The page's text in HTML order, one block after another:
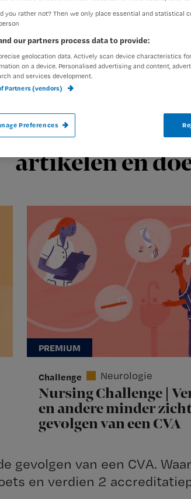
van
zijn
artikelen en
Challenge Neurologie
Nursing Challenge |
en andere minder
gevolgen van een CVA
gevolgen van een CVA.
en verdien 2
you rather not? Then we only place essential and statistical
our partners process data to provide:
geolocation data. Actively scan device characteristics
on a device. Personalised advertising and content,
and services development.
Partners (vendors)
Preferences